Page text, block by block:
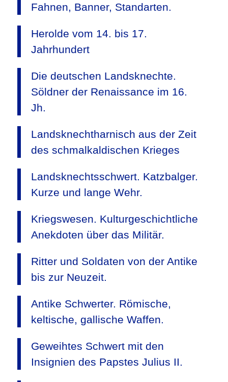
Fahnen, Banner, Standarten.
Herolde vom 14. bis 17.
Jahrhundert
Die deutschen Landsknechte.
Söldner der Renaissance im 16.
Jh.
Landsknechtharnisch aus der Zeit
des schmalkaldischen Krieges
Landsknechtsschwert. Katzbalger.
Kurze und lange Wehr.
Kriegswesen. Kulturgeschichtliche
Anekdoten über das Militär.
Ritter und Soldaten von der Antike
bis zur Neuzeit.
Antike Schwerter. Römische,
keltische, gallische Waffen.
Geweihtes Schwert mit den
Insignien des Papstes Julius II.